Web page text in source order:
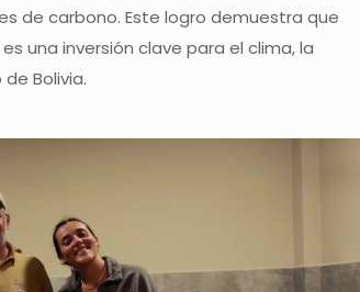
de carbono. Este logro demuestra que
una inversión clave para el clima, la
Bolivia.